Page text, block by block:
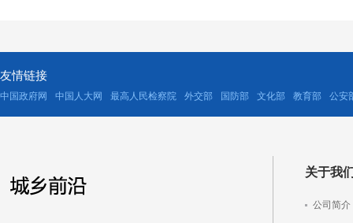
友情链接
中国政府网 中国人大网 最高人民检察院 外交部 国防部 文化部 教育部 公安
关于我
公司简介